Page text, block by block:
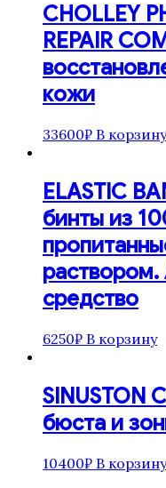
CHOLLEY
REPAIR
кожи
33600₽ В корзину
ELASTIC
бинты из
средство
6250₽ В корзину
SINUSTON
бюста и
10400₽ В корзину